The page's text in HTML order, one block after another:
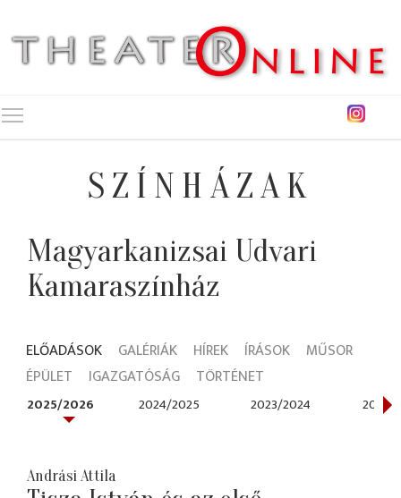
SZÍNHÁZAK
Magyarkanizsai Udvari
Kamaraszínház
ELŐADÁSOK GALÉRIÁK HÍREK ÍRÁSOK
MŰSOR
ÉPÜLET
IGAZGATÓSÁG TÖRTÉNET
2025/2026 2024/2025 2023/2024 2022/
Andrási Attila